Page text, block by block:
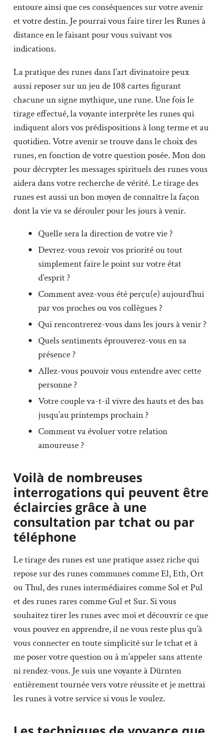
entoure ainsi que ces conséquences sur votre avenir
et votre destin. Je pourrai vous faire tirer les Runes à
distance en le faisant pour vous suivant vos
indications.
La pratique des runes dans l’art divinatoire peux
aussi reposer sur un jeu de 108 cartes figurant
chacune un signe mythique, une rune. Une fois le
tirage effectué, la voyante interprète les runes qui
indiquent alors vos prédispositions à long terme et au
quotidien. Votre avenir se trouve dans le choix des
runes, en fonction de votre question posée. Mon don
pour décrypter les messages spirituels des runes vous
aidera dans votre recherche de vérité. Le tirage des
runes est aussi un bon moyen de connaître la façon
dont la vie va se dérouler pour les jours à venir.
Quelle sera la direction de votre vie ?
Devrez-vous revoir vos priorité ou tout
simplement faire le point sur votre état
d’esprit ?
Comment avez-vous été perçu(e) aujourd’hui
par vos proches ou vos collègues ?
Qui rencontrerez-vous dans les jours à venir ?
Quels sentiments éprouverez-vous en sa
présence ?
Allez-vous pouvoir vous entendre avec cette
personne ?
Votre couple va-t-il vivre des hauts et des bas
jusqu’au printemps prochain ?
Comment va évoluer votre relation
amoureuse ?
Voilà de nombreuses
interrogations qui peuvent être
éclaircies grâce à une
consultation par tchat ou par
téléphone
Le tirage des runes est une pratique assez riche qui
repose sur des runes communes comme El, Eth, Ort
ou Thul, des runes intermédiaires comme Sol et Pul
et des runes rares comme Gul et Sur. Si vous
souhaitez tirer les runes avec moi et découvrir ce que
vous pouvez en apprendre, il ne vous reste plus qu’à
vous connecter en toute simplicité sur le tchat et à
me poser votre question ou à m’appeler sans attente
ni rendez-vous. Je suis une voyante à Dürnten
entièrement tournée vers votre réussite et je mettrai
les runes à votre service si vous le voulez.